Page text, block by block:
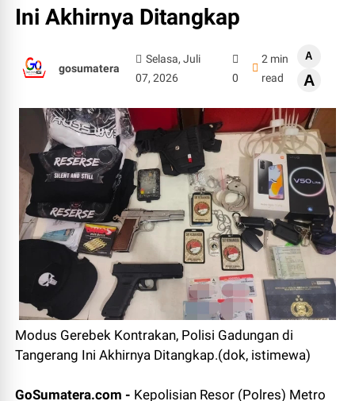
Ini Akhirnya Ditangkap
gosumatera
Selasa, Juli
07, 2026
0
2 min
read
A
A
Modus Gerebek Kontrakan, Polisi Gadungan di
Tangerang Ini Akhirnya Ditangkap.(dok, istimewa)
GoSumatera.com - Kepolisian Resor (Polres) Metro